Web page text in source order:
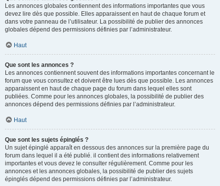
Les annonces globales contiennent des informations importantes que vous
devez lire dès que possible. Elles apparaissent en haut de chaque forum et
dans votre panneau de l’utilisateur. La possibilité de publier des annonces
globales dépend des permissions définies par l’administrateur.
Haut
Que sont les annonces ?
Les annonces contiennent souvent des informations importantes concernant le
forum que vous consultez et doivent être lues dès que possible. Les annonces
apparaissent en haut de chaque page du forum dans lequel elles sont
publiées. Comme pour les annonces globales, la possibilité de publier des
annonces dépend des permissions définies par l’administrateur.
Haut
Que sont les sujets épinglés ?
Un sujet épinglé apparaît en dessous des annonces sur la première page du
forum dans lequel il a été publié. il contient des informations relativement
importantes et vous devez le consulter régulièrement. Comme pour les
annonces et les annonces globales, la possibilité de publier des sujets
épinglés dépend des permissions définies par l’administrateur.